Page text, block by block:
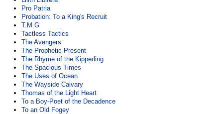
Pro Patria
Probation: To a King's Recruit
T.M.G
Tactless Tactics
The Avengers
The Prophetic Present
The Rhyme of the Kipperling
The Spacious Times
The Uses of Ocean
The Wayside Calvary
Thomas of the Light Heart
To a Boy-Poet of the Decadence
To an Old Fogey